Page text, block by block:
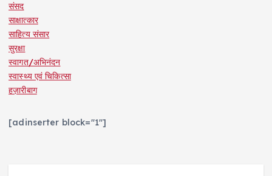
संसद
साक्षात्कार
साहित्य संसार
सुरक्षा
स्वागत/अभिनंदन
स्वास्थ्य एवं चिकित्सा
हज़ारीबाग
[adinserter block="1"]